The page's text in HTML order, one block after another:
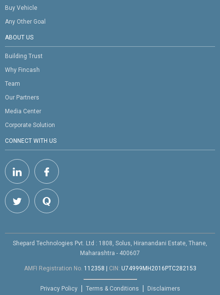
Buy Vehicle
Any Other Goal
ABOUT US
Building Trust
Why Fincash
Team
Our Partners
Media Center
Corporate Solution
CONNECT WITH US
Shepard Technologies Pvt. Ltd : 1808, Solus, Hiranandani Estate, Thane,
Maharashtra - 400607
AMFI Registration No. 112358 CIN: U74999MH2016PTC282153
Privacy Policy Terms & Conditions Disclaimers